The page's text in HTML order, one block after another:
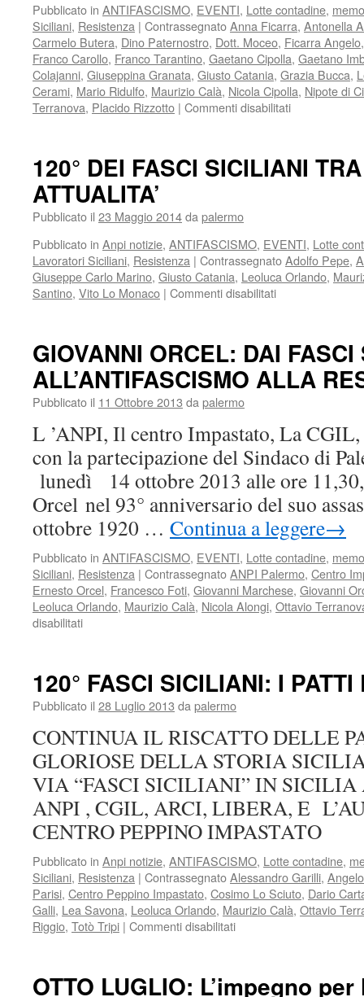
Pubblicato in ANTIFASCISMO, EVENTI, Lotte contadine,
Siciliani, Resistenza | ContrassegnatoAnna Ficarra, Antonella
Carmelo Butera, Dino Paternostro, Dott. Moceo, Ficarra Angelo
Franco Carollo, Franco Tarantino, Gaetano Cipolla, Gaetano
Colajanni, Giuseppina Granata, Giusto Catania, Grazia Bucca,
Cerami, Mario Ridulfo, Maurizio Calà, Nicola Cipolla, Nipote di
Terranova, Placido Rizzotto | Commenti disabilitatisu
difesa
120° DEI FASCI SICILIANI
ATTUALITA’
Pubblicato il 23 Maggio 2014da palermo
Pubblicato in Anpi notizie, ANTIFASCISMO, EVENTI, Lotte
Lavoratori Siciliani, Resistenza | ContrassegnatoAdolfo Pepe,
Giuseppe Carlo Marino, Giusto Catania, Leoluca Orlando,
Santino, Vito Lo Monaco | Commenti disabilitatisu
SICILIANI
TRA
MEMORIA
GIOVANNI ORCEL: DAI
ALL’ANTIFASCISMO ALLA
Pubblicato il 11 Ottobre 2013 da palermo
L ’ANPI, Il centro Impastato, La
con la partecipazione del Sindaco di
lunedì 14 ottobre 2013 alle ore
Orcel nel 93° anniversario del suo
ottobre 1920 … Continua a leggere→
Pubblicato in ANTIFASCISMO, EVENTI, Lotte contadine,
Siciliani, Resistenza | ContrassegnatoANPI Palermo, Centro
Ernesto Orcel, Francesco Foti, Giovanni Marchese, Giovanni
Leoluca Orlando, Maurizio Calà, Nicola Alongi, Ottavio
disabilitatisu
FASCI
SICILIANI
ALLA
RESISTENZA
120° FASCI SICILIANI: I
Pubblicato il 28 Luglio 2013 da palermo
CONTINUA IL RISCATTO DELLE
GLORIOSE DELLA STORIA
VIA “FASCI SICILIANI” IN SICILIA
ANPI , CGIL, ARCI, LIBERA, E
CENTRO PEPPINO IMPASTATO
Pubblicato in Anpi notizie, ANTIFASCISMO, Lotte contadine,
Siciliani, Resistenza | ContrassegnatoAlessandro Garilli,
Parisi, Centro Peppino Impastato, Cosimo Lo Sciuto, Dario
Galli, Lea Savona, Leoluca Orlando, Maurizio Calà, Ottavio
Riggio, Totò Tripi | Commenti disabilitatisu
I
OTTO LUGLIO: L’impegno